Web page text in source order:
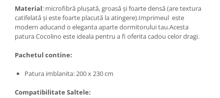
Material: microfibră plușată, groasă și foarte densă (are textura
catifelată și este foarte placută la atingere).Imprimeul este
modern aducand o eleganta aparte dormitorului tau.Acesta
patura Cocolino este ideala pentru a fi oferita cadou celor dragi.
Pachetul contine:
Patura imblanita: 200 x 230 cm
Compatibilitate Saltele: